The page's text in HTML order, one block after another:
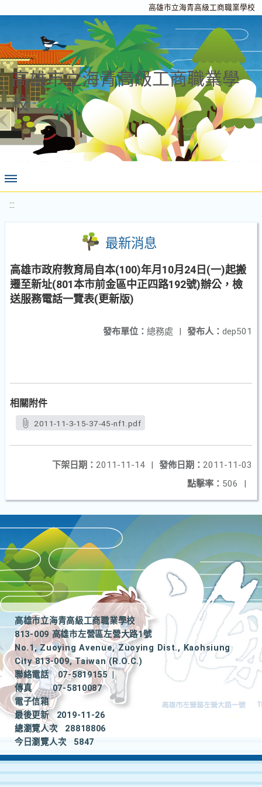
高雄市立海青高級工商職業學校
高雄市立海青高級工商職業學
校
:::
最新消息
高雄市政府教育局自本(100)年月10月24日(一)起搬
遷至新址(801本市前金區中正四路192號)辦公，檢
送服務電話一覽表(更新版)
發布人： dep501
發布單位： 總務處 |
相關附件
2011-11-3-15-37-45-nf1.pdf
發佈日期： 2011-11-03
下架日期： 2011-11-14
|
點擊率： 506 |
高雄市立海青高級工商職業學校
813-009 高雄市左營區左營大路1號
No.1, Zuoying Avenue, Zuoying Dist., Kaohsiung
City 813-009, Taiwan (R.O.C.)
聯絡電話
07-5819155
|
傳真
07-5810087
電子信箱
最後更新
2019-11-26
總瀏覽人次
28818806
今日瀏覽人次
5847